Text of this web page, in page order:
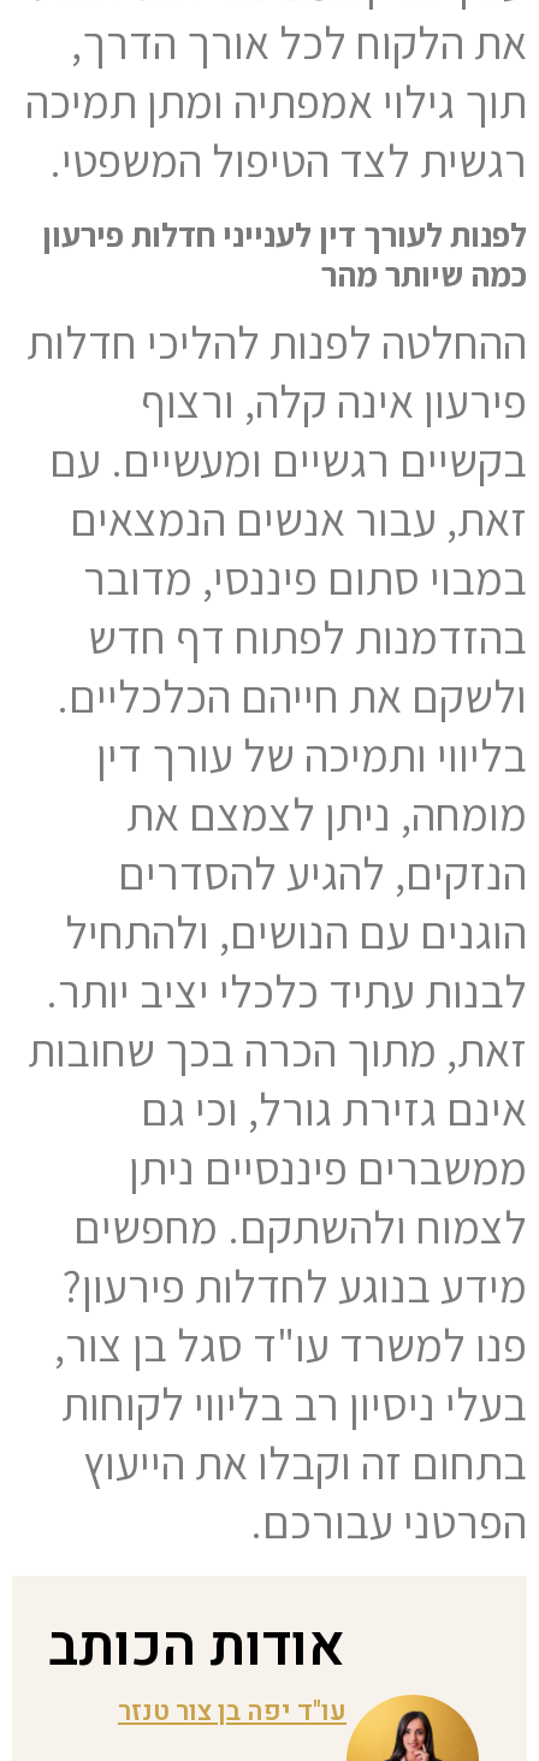
את הלקוח לכל אורך הדרך,
תוך גילוי אמפתיה ומתן תמיכה
רגשית לצד הטיפול המשפטי.
לפנות לעורך דין לענייני חדלות פירעון
כמה שיותר מהר
ההחלטה לפנות להליכי חדלות
פירעון אינה קלה, ורצוף
בקשיים רגשיים ומעשיים. עם
זאת, עבור אנשים הנמצאים
במבוי סתום פיננסי, מדובר
בהזדמנות לפתוח דף חדש
ולשקם את חייהם הכלכליים.
בליווי ותמיכה של עורך דין
מומחה, ניתן לצמצם את
הנזקים, להגיע להסדרים
הוגנים עם הנושים, ולהתחיל
לבנות עתיד כלכלי יציב יותר.
זאת, מתוך הכרה בכך שחובות
אינם גזירת גורל, וכי גם
ממשברים פיננסיים ניתן
לצמוח ולהשתקם. מחפשים
מידע בנוגע לחדלות פירעון?
פנו למשרד עו"ד סגל בן צור,
בעלי ניסיון רב בליווי לקוחות
בתחום זה וקבלו את הייעוץ
הפרטני עבורכם.
אודות הכותב
עו"ד יפה בן צור טנזר